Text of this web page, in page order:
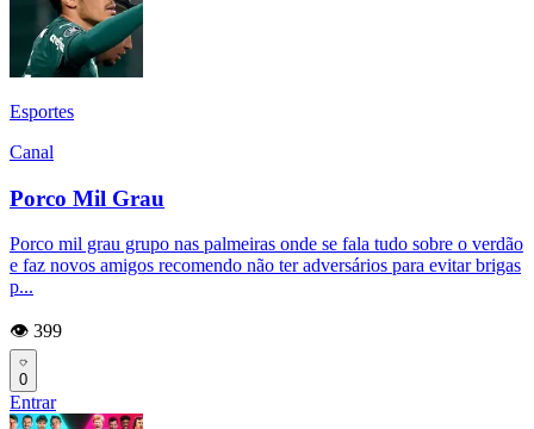
Esportes
Canal
Porco Mil Grau
Porco mil grau grupo nas palmeiras onde se fala tudo sobre o verdão
e faz novos amigos recomendo não ter adversários para evitar brigas
p...
👁️ 399
0
Entrar